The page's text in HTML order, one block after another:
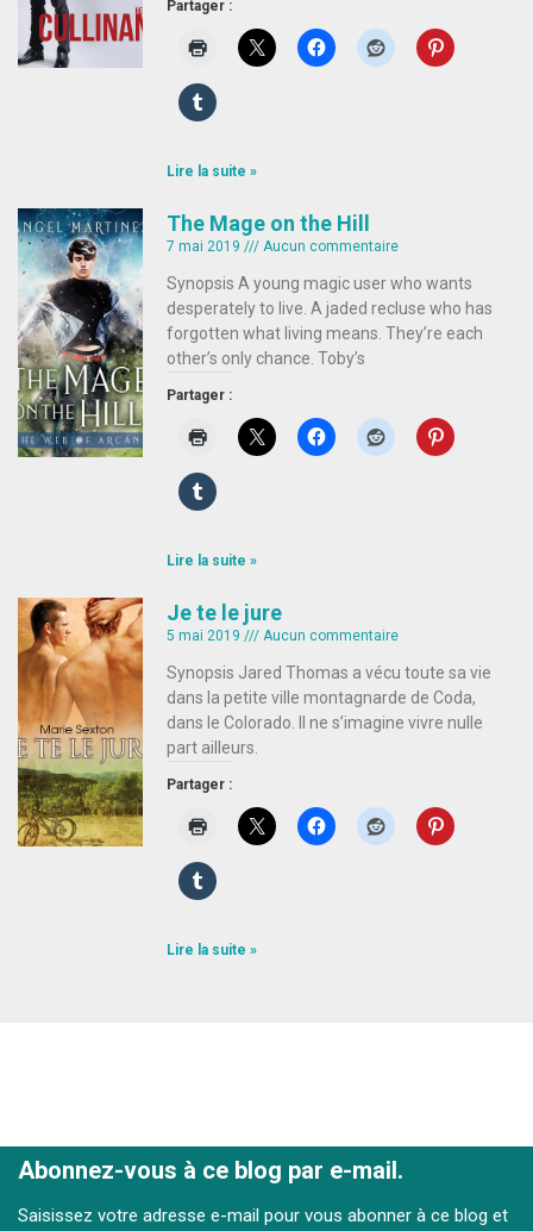
Partager :
Lire la suite »
The Mage on the Hill
7 mai 2019 Aucun commentaire
Synopsis A young magic user who wants
desperately to live. A jaded recluse who has
forgotten what living means. They’re each
other’s only chance. Toby’s
Partager :
Lire la suite »
Je te le jure
5 mai 2019 Aucun commentaire
Synopsis Jared Thomas a vécu toute sa vie
dans la petite ville montagnarde de Coda,
dans le Colorado. Il ne s’imagine vivre nulle
part ailleurs.
Partager :
Lire la suite »
Abonnez-vous à ce blog par e-mail.
Saisissez votre adresse e-mail pour vous abonner à ce blog et